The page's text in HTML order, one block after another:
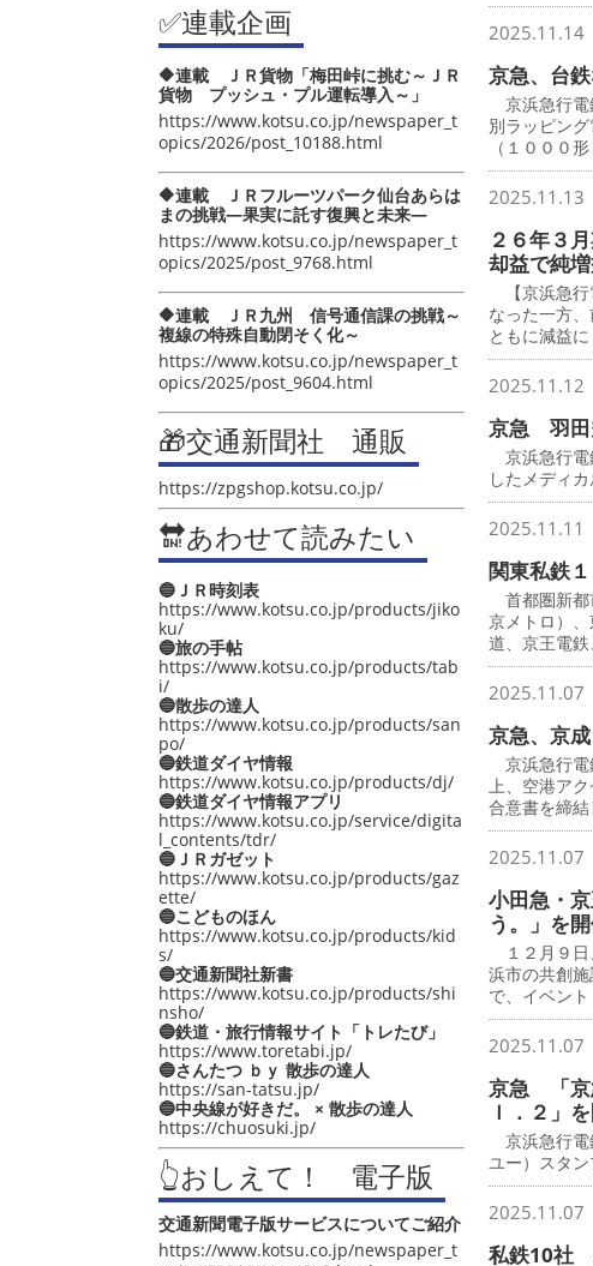
✅連載企画
🔶連載 ＪＲ貨物「梅田峠に挑む～ＪＲ
貨物 プッシュ・プル運転導入～」
https://www.kotsu.co.jp/newspaper_t
opics/2026/post_10188.html
🔶連載 ＪＲフルーツパーク仙台あらは
まの挑戦―果実に託す復興と未来―
https://www.kotsu.co.jp/newspaper_t
opics/2025/post_9768.html
🔶連載 ＪＲ九州 信号通信課の挑戦～
複線の特殊自動閉そく化～
https://www.kotsu.co.jp/newspaper_t
opics/2025/post_9604.html
🎁交通新聞社 通販
https://zpgshop.kotsu.co.jp/
🔛あわせて読みたい
🔵ＪＲ時刻表
https://www.kotsu.co.jp/products/jiko
ku/
🔵旅の手帖
https://www.kotsu.co.jp/products/tab
i/
🔵散歩の達人
https://www.kotsu.co.jp/products/san
po/
🔵鉄道ダイヤ情報
https://www.kotsu.co.jp/products/dj/
🔵鉄道ダイヤ情報アプリ
https://www.kotsu.co.jp/service/digita
l_contents/tdr/
🔵ＪＲガゼット
https://www.kotsu.co.jp/products/gaz
ette/
🔵こどものほん
https://www.kotsu.co.jp/products/kid
s/
🔵交通新聞社新書
https://www.kotsu.co.jp/products/shi
nsho/
🔵鉄道・旅行情報サイト「トレたび」
https://www.toretabi.jp/
🔵さんたつ ｂｙ 散歩の達人
https://san-tatsu.jp/
🔵中央線が好きだ。 × 散歩の達人
https://chuosuki.jp/
👆おしえて！ 電子版
交通新聞電子版サービスについてご紹介
https://www.kotsu.co.jp/newspaper_t
2025.11.14
京急、台
京浜急行電
別ラッピン
（１０００
2025.11.13
２６年３
却益で純
【京浜急行
なった一方
ともに減益に
2025.11.12
京急 羽田
京浜急行電
したメディ
2025.11.11
関東私鉄
首都圏新都
京メトロ）
道、京王電
2025.11.07
京急、京
京浜急行電
上、空港ア
合意書を締結
2025.11.07
小田急・
う。」を
１２月９日
浜市の共創
で、イベント
2025.11.07
京急 「京
ｌ．２」
京浜急行電
ユー）スタ
2025.11.07
私鉄10社